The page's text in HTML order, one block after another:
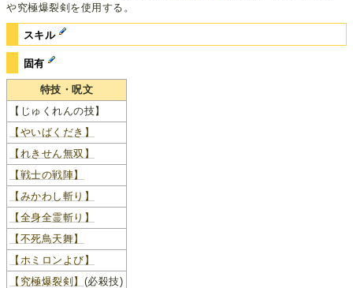
や究極爆裂剣を使用する。
スキル
固有
特技・呪文
【じゅくれんの技】
【やいばくだき】
【れきせん無双】
【戦士の戦陣】
【みかわし斬り】
【全身全霊斬り】
【不死鳥天舞】
【ホミロンよび】
【究極爆裂剣】 (必殺技)